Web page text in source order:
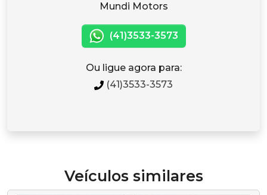
Mundi Motors
(41)3533-3573
Ou ligue agora para:
(41)3533-3573
Veículos similares